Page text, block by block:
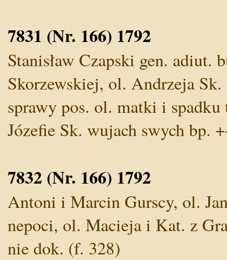
7831 (Nr. 166) 1792
Stanisław Czapski gen. adiut.
Skorzewskiej, ol. Andrzeja
sprawy pos. ol. matki i spadku
Józefie Sk. wujach swych bp.
7832 (Nr. 166) 1792
Antoni i Marcin Gurscy, ol.
nepoci, ol. Macieja i Kat. z
nie dok. (f. 328)